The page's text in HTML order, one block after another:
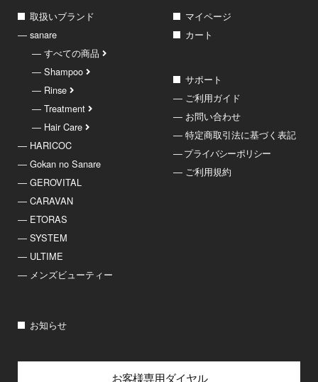
取扱いブランド
― sanare
― すべての商品
― Shampoo
― Rinse
― Treatment
― Hair Care
― HARICOC
― Gokan no Sanare
― GEROVITAL
― CARAVAN
― ETORAS
― SYSTEM
― ULTIME
― メンズビューティー
マイページ
カート
サポート
― ご利用ガイド
― お問い合わせ
― 特定商取引法に基づく表記
― プライバシーポリシー
― ご利用規約
お知らせ
お客様専用ダイヤル